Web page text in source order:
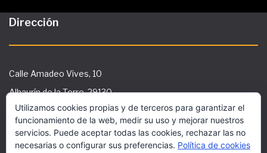
Dirección
Calle Amadeo Vives, 10
Alhaurín de la Torre, 29130
Tlf: 951 29 36 91
secretaria@ies-galileo.com
Utilizamos cookies propias y de terceros para garantizar el
funcionamiento de la web, medir su uso y mejorar nuestros
servicios. Puede aceptar todas las cookies, rechazar las no
necesarias o configurar sus preferencias. Política de cookies